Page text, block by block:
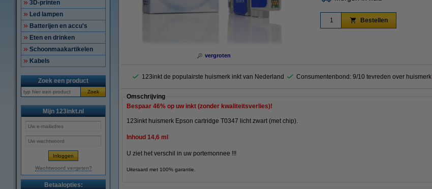
3D-printen
Led lampen
Batterijen en accu's
Eten en drinken
Schoonmaakartikelen
Kabels
Zoek een product
Zoek
Mijn 123inkt.nl
Wachtwoord vergeten?
Betaalopties:
vergroten
Bestellen
123inkt de populairste huismerk inkt van Nederland Consumentenbond: 9/10 tevreden over huismerk
Omschrijving
Bespaar 46% op uw inkt (zonder kwaliteitsverlies)!
123inkt huismerk Epson cartridge T0347 licht zwart (met chip).
Inhoud 14,6 ml
U ziet het verschil in uw portemonnee !!!
Uiteraard met 100% garantie.